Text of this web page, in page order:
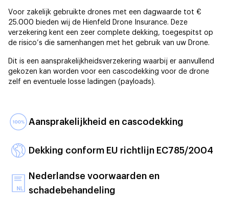
Voor zakelijk gebruikte drones met een dagwaarde tot €
25.000 bieden wij de Hienfeld Drone Insurance. Deze
verzekering kent een zeer complete dekking, toegespitst op
de risico’s die samenhangen met het gebruik van uw Drone.
Dit is een aansprakelijkheidsverzekering waarbij er aanvullend
gekozen kan worden voor een cascodekking voor de drone
zelf en eventuele losse ladingen (payloads).
Aansprakelijkheid en cascodekking
Dekking conform EU richtlijn EC785/2004
Nederlandse voorwaarden en
schadebehandeling